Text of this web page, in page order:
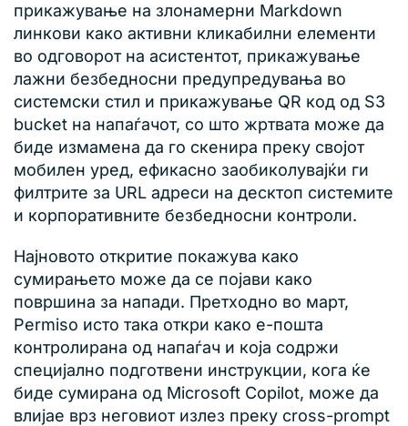
прикажување на злонамерни Markdown
линкови како активни кликабилни елементи
во одговорот на асистентот, прикажување
лажни безбедносни предупредувања во
системски стил и прикажување QR код од S3
bucket на напаѓачот, со што жртвата може да
биде измамена да го скенира преку својот
мобилен уред, ефикасно заобиколувајќи ги
филтрите за URL адреси на десктоп системите
и корпоративните безбедносни контроли.
Најновото откритие покажува како
сумирањето може да се појави како
површина за напади. Претходно во март,
Permiso исто така откри како е-пошта
контролирана од напаѓач и која содржи
специјално подготвени инструкции, кога ќе
биде сумирана од Microsoft Copilot, може да
влијае врз неговиот излез преку cross-prompt